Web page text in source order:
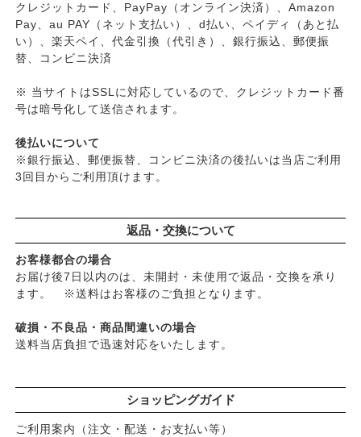
クレジットカード、PayPay（オンライン決済）、Amazon
Pay、au PAY（ネット支払い）、d払い、ペイディ（あと払
い）、楽天ペイ、代金引換（代引き）、銀行振込、郵便振
替、コンビニ決済
※ 当サイトはSSLに対応しているので、クレジットカード番
号は暗号化して送信されます。
後払いについて
※銀行振込、郵便振替、コンビニ決済の後払いは当店ご利用
3回目からご利用頂けます。
返品・交換について
お客様都合の場合
お届け後7日以内のは、未開封・未使用で返品・交換を承り
ます。 ※送料はお客様のご負担となります。
破損・不良品・商品間違いの場合
送料当店負担で迅速対応をいたします。
ショッピングガイド
ご利用案内（注文・配送・お支払い等）